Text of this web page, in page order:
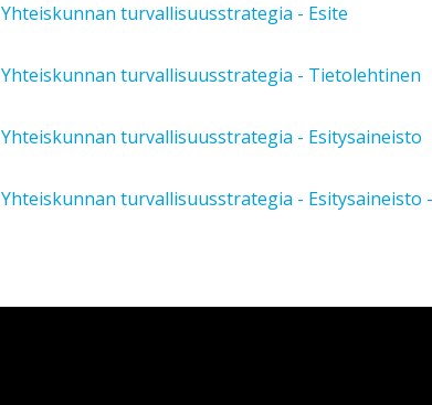
Yhteiskunnan turvallisuusstrategia - Esite
Yhteiskunnan turvallisuusstrategia - Tietolehtinen
Yhteiskunnan turvallisuusstrategia - Esitysaineisto
Yhteiskunnan turvallisuusstrategia -